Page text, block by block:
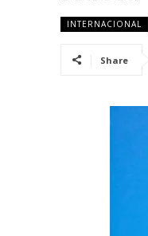
INTERNACIONAL
Share